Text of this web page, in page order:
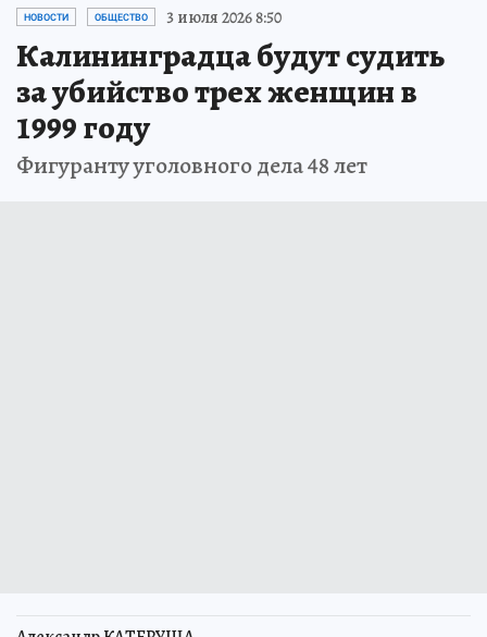
НОВОСТИ ОБЩЕСТВО 3 июля 2026 8:50
Калининградца будут судить
за убийство трех женщин в
1999 году
Фигуранту уголовного дела 48 лет